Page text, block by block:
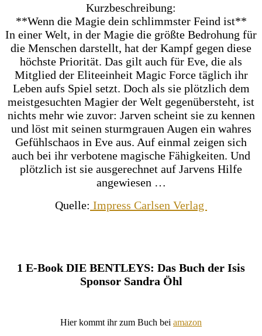
Kurzbeschreibung:
**Wenn die Magie dein schlimmster Feind ist**
In einer Welt, in der Magie die größte Bedrohung für
die Menschen darstellt, hat der Kampf gegen diese
höchste Priorität. Das gilt auch für Eve, die als
Mitglied der Eliteeinheit Magic Force täglich ihr
Leben aufs Spiel setzt. Doch als sie plötzlich dem
meistgesuchten Magier der Welt gegenübersteht, ist
nichts mehr wie zuvor: Jarven scheint sie zu kennen
und löst mit seinen sturmgrauen Augen ein wahres
Gefühlschaos in Eve aus. Auf einmal zeigen sich
auch bei ihr verbotene magische Fähigkeiten. Und
plötzlich ist sie ausgerechnet auf Jarvens Hilfe
angewiesen …
Quelle: Impress Carlsen Verlag
1 E-Book DIE BENTLEYS: Das Buch der Isis
Sponsor Sandra Öhl
Hier kommt ihr zum Buch bei amazon